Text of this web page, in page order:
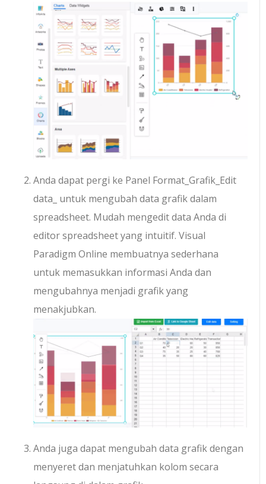
Anda dapat pergi ke Panel Format_Grafik_Edit
data_ untuk mengubah data grafik dalam
spreadsheet. Mudah mengedit data Anda di
editor spreadsheet yang intuitif. Visual
Paradigm Online membuatnya sederhana
untuk memasukkan informasi Anda dan
mengubahnya menjadi grafik yang
menakjubkan.
Anda juga dapat mengubah data grafik dengan
menyeret dan menjatuhkan kolom secara